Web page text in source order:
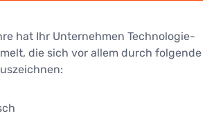
hat Ihr Unternehmen Technologie-
die sich vor allem durch folgende